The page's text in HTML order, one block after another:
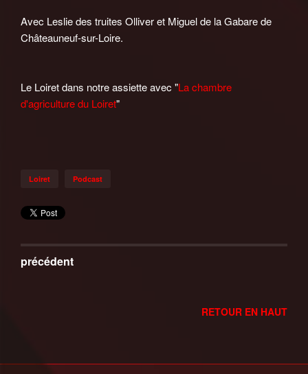
Avec Leslie des truites Olliver et Miguel de la Gabare de
Châteauneuf-sur-Loire.
Le Loiret dans notre assiette avec "La chambre
d'agriculture du Loiret"
Loiret Podcast
précédent
RETOUR EN HAUT